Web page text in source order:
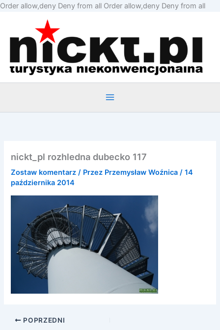
Order allow,deny Deny from all Order allow,deny Deny from all
nickt_pl rozhledna dubecko 117
Zostaw komentarz / Przez Przemysław Woźnica/14
października 2014
POPRZEDNI